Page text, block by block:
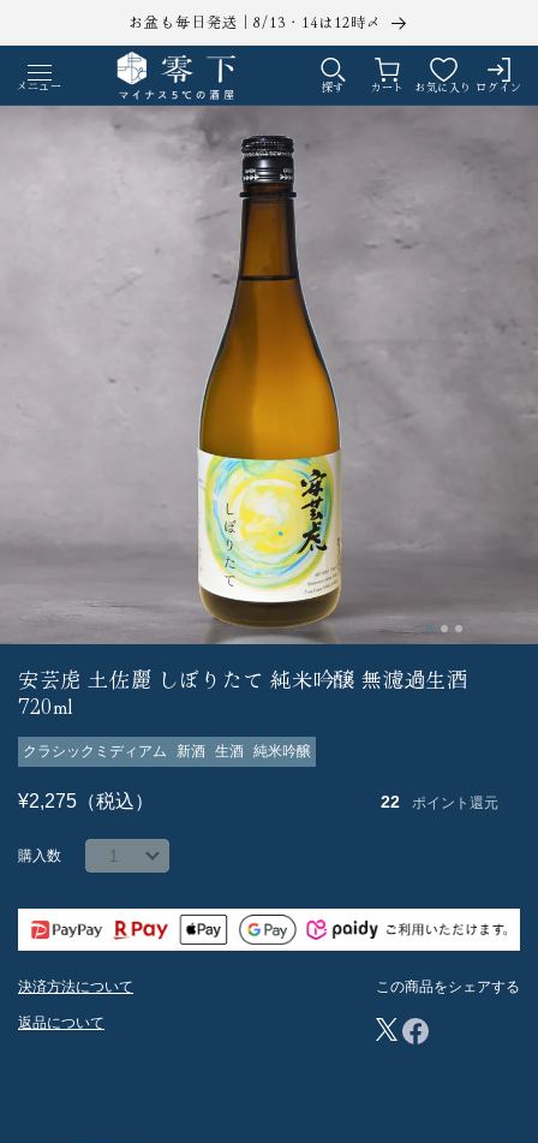
進む
お盆も毎日発送｜8/13・14は12時〆
メニュー 探す カート
カ
ー
ト
お気に入り ログイン
ロ
グ
イ
安芸虎 土佐麗 しぼりたて 純米吟醸 無濾過生酒
720ml
クラシックミディアム 新酒 生酒 純米吟醸
¥2,275（税込） 22 ポイント還元
購入数
決済方法について
返品について
この商品をシェアする